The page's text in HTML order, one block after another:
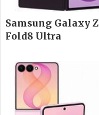
Samsung Galaxy Z
Fold8 Ultra